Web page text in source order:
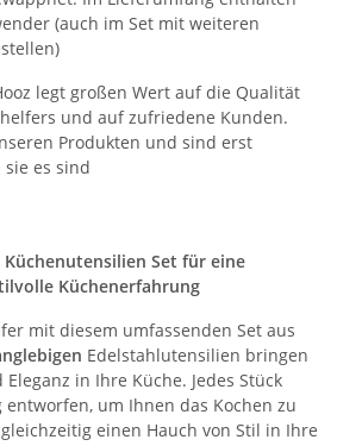
(auch im Set mit weiteren
legt großen Wert auf die Qualität
und auf zufriedene Kunden.
Produkten und sind erst
es sind
Küchenutensilien Set für eine
Küchenerfahrung
mit diesem umfassenden Set aus
Edelstahlutensilien bringen
in Ihre Küche. Jedes Stück
um Ihnen das Kochen zu
einen Hauch von Stil in Ihre